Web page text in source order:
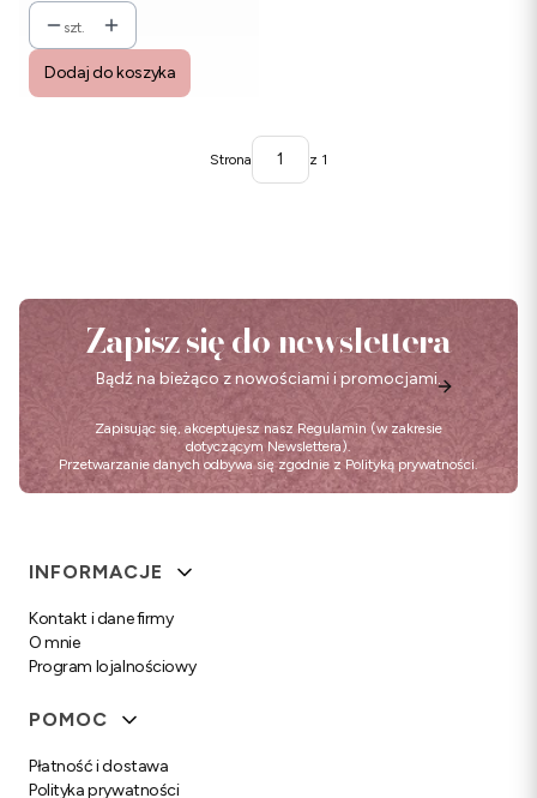
szt.
Dodaj do koszyka
Strona z 1
Zapisz się do newslettera
Bądź na bieżąco z nowościami i promocjami.
Zapisując się, akceptujesz nasz Regulamin (w zakresie
dotyczącym Newslettera).
Przetwarzanie danych odbywa się zgodnie z Polityką prywatności.
Linki w stopce
INFORMACJE
Kontakt i dane firmy
O mnie
Program lojalnościowy
POMOC
Płatność i dostawa
Polityka prywatności